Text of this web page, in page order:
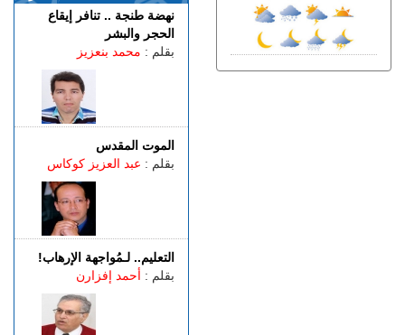
نهضة طنجة .. تنافر إيقاع
الحجر والبشر
بقلم : محمد بنعزيز
الموت المقدس
بقلم : عبد العزيز كوكاس
التعليم.. لـمُواجهة الإرهاب!
بقلم : أحمد إفزارن
الوطني للشرطة العلمية يتوج
بشهادة الجودة الدولية
الأربعاء 05 غشت | 22:32
الفنيدق.. الدرك الملكي يطيح